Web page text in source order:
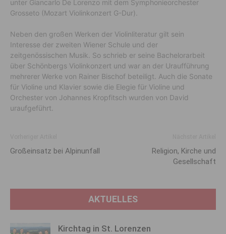
unter Giancarlo De Lorenzo mit dem Symphonieorchester
Grosseto (Mozart Violinkonzert G-Dur).
Neben den großen Werken der Violinliteratur gilt sein
Interesse der zweiten Wiener Schule und der
zeitgenössischen Musik. So schrieb er seine Bachelorarbeit
über Schönbergs Violinkonzert und war an der Uraufführung
mehrerer Werke von Rainer Bischof beteiligt. Auch die Sonate
für Violine und Klavier sowie die Elegie für Violine und
Orchester von Johannes Kropfitsch wurden von David
uraufgeführt.
Großeinsatz bei Alpinunfall
Religion, Kirche und
Gesellschaft
AKTUELLES
Kirchtag in St. Lorenzen